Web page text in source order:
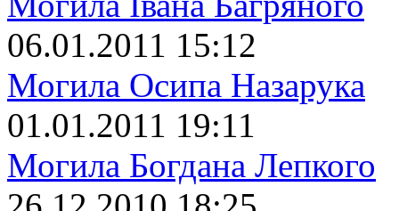
06.01.2011 15:12
Могила Осипа Назарука
01.01.2011 19:11
Могила Богдана Лепкого